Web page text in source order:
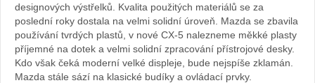
designových výstřelků. Kvalita použitých materiálů se za
poslední roky dostala na velmi solidní úroveň. Mazda se zbavila
používání tvrdých plastů, v nové CX-5 nalezneme měkké plasty
příjemné na dotek a velmi solidní zpracování přístrojové desky.
Kdo však čeká moderní velké displeje, bude nejspíše zklamán.
Mazda stále sází na klasické budíky a ovládací prvky.